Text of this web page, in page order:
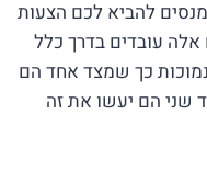
להביא לכם הצעות
אלה עובדים בדרך כלל
כך שמצד אחד הם
שני הם יעשו את זה